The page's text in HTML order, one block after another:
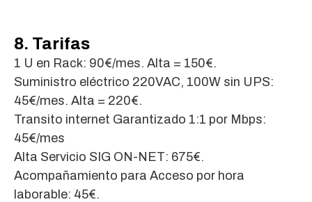
8. Tarifas
1 U en Rack: 90€/mes. Alta = 150€.
Suministro eléctrico 220VAC, 100W sin UPS:
45€/mes. Alta = 220€.
Transito internet Garantizado 1:1 por Mbps:
45€/mes
Alta Servicio SIG ON-NET: 675€.
Acompañamiento para Acceso por hora
laborable: 45€.